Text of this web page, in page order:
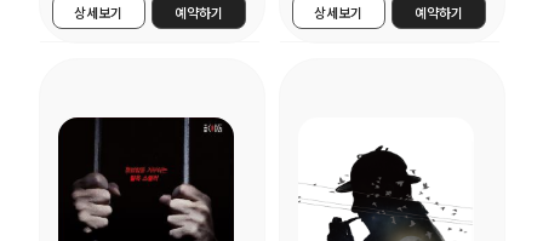
상세보기 예약하기 상세보기 예약하기
★★★☆☆
..
더보기 >
..
더보기 >